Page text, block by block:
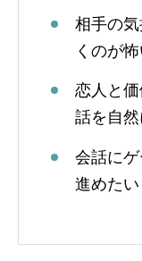
相手の
くのが
恋人と
話を自
会話に
進めたい